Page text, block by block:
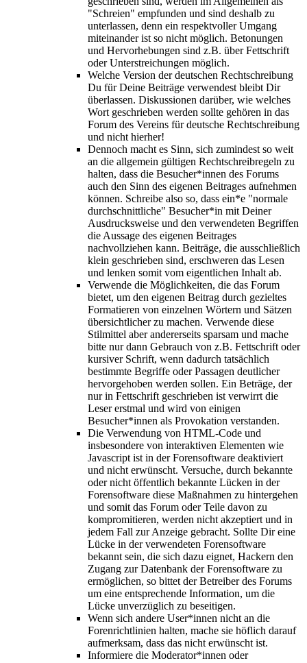
"Schreien" empfunden und sind deshalb zu
unterlassen, denn ein respektvoller Umgang
miteinander ist so nicht möglich. Betonungen
und Hervorhebungen sind z.B. über Fettschrift
oder Unterstreichungen möglich.
Welche Version der deutschen Rechtschreibung
Du für Deine Beiträge verwendest bleibt Dir
überlassen. Diskussionen darüber, wie welches
Wort geschrieben werden sollte gehören in das
Forum des Vereins für deutsche Rechtschreibung
und nicht hierher!
Dennoch macht es Sinn, sich zumindest so weit
an die allgemein gültigen Rechtschreibregeln zu
halten, dass die Besucher*innen des Forums
auch den Sinn des eigenen Beitrages aufnehmen
können. Schreibe also so, dass ein*e "normale
durchschnittliche" Besucher*in mit Deiner
Ausdrucksweise und den verwendeten Begriffen
die Aussage des eigenen Beitrages
nachvollziehen kann. Beiträge, die ausschließlich
klein geschrieben sind, erschweren das Lesen
und lenken somit vom eigentlichen Inhalt ab.
Verwende die Möglichkeiten, die das Forum
bietet, um den eigenen Beitrag durch gezieltes
Formatieren von einzelnen Wörtern und Sätzen
übersichtlicher zu machen. Verwende diese
Stilmittel aber andererseits sparsam und mache
bitte nur dann Gebrauch von z.B. Fettschrift oder
kursiver Schrift, wenn dadurch tatsächlich
bestimmte Begriffe oder Passagen deutlicher
hervorgehoben werden sollen. Ein Beträge, der
nur in Fettschrift geschrieben ist verwirrt die
Leser erstmal und wird von einigen
Besucher*innen als Provokation verstanden.
Die Verwendung von HTML-Code und
insbesondere von interaktiven Elementen wie
Javascript ist in der Forensoftware deaktiviert
und nicht erwünscht. Versuche, durch bekannte
oder nicht öffentlich bekannte Lücken in der
Forensoftware diese Maßnahmen zu hintergehen
und somit das Forum oder Teile davon zu
kompromitieren, werden nicht akzeptiert und in
jedem Fall zur Anzeige gebracht. Sollte Dir eine
Lücke in der verwendeten Forensoftware
bekannt sein, die sich dazu eignet, Hackern den
Zugang zur Datenbank der Forensoftware zu
ermöglichen, so bittet der Betreiber des Forums
um eine entsprechende Information, um die
Lücke unverzüglich zu beseitigen.
Wenn sich andere User*innen nicht an die
Forenrichtlinien halten, mache sie höflich darauf
aufmerksam, dass das nicht erwünscht ist.
Informiere die Moderator*innen oder